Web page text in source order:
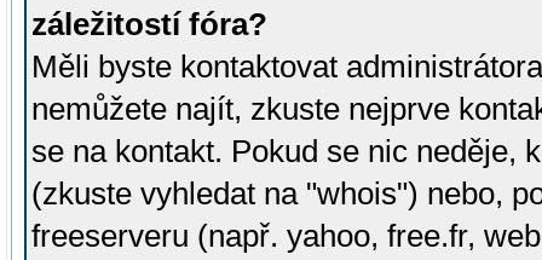
záležitostí fóra?
Měli byste kontaktovat
nemůžete najít, zkuste nejprve
se na kontakt. Pokud se nic neděje,
(zkuste vyhledat na "whois") nebo,
freeserveru (např. yahoo, free.fr,